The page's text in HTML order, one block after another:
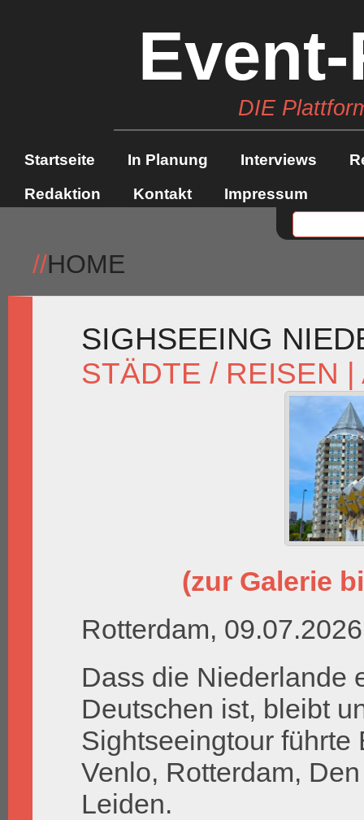
DIE
Startseite In Planung Interviews
Redaktion
Kontakt Impressum
//HOME
SIGHSEEING
STÄDTE / REISEN
(zur Galerie
Rotterdam, 09.07.2026
Dass die Niederlande
Deutschen ist, bleibt
Sightseeingtour führte
Venlo, Rotterdam,
Leiden.